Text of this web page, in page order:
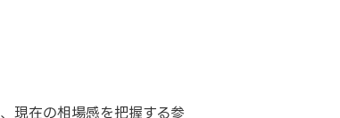
現在の相場感を把握する参